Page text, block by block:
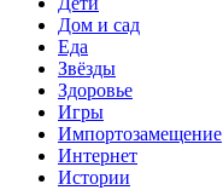
Дом и сад
Еда
Звёзды
Здоровье
Игры
Импортозамещение
Интернет
Истории